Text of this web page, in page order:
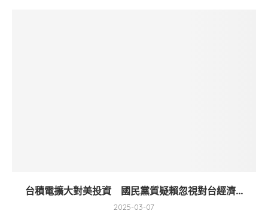
台積電擴大對美投資 國民黨質疑賴忽視對台經濟...
2025-03-07